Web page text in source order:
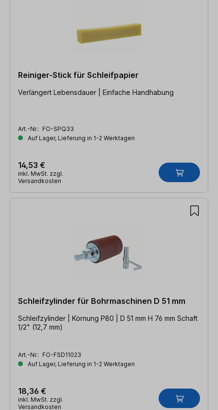
Reiniger-Stick für Schleifpapier
Verlängert Lebensdauer | Einfache Handhabung
Art.-Nr.: FO-SPQ33
Auf Lager, Lieferung in 1-2 Werktagen
14,53 €
inkl. MwSt. zzgl.
Versandkosten
Schleifzylinder für Bohrmaschinen D 51 mm
Schleifzylinder | Körnung P80 | D 51 mm H 76 mm Schaft
1/2" (12,7 mm)
Art.-Nr.: FO-FSD11023
Auf Lager, Lieferung in 1-2 Werktagen
18,36 €
inkl. MwSt. zzgl.
Versandkosten